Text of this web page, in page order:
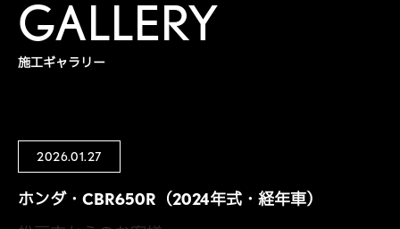
GALLERY
施工ギャラリー
2026.01.27
ホンダ・CBR650R（2024年式・経年車）